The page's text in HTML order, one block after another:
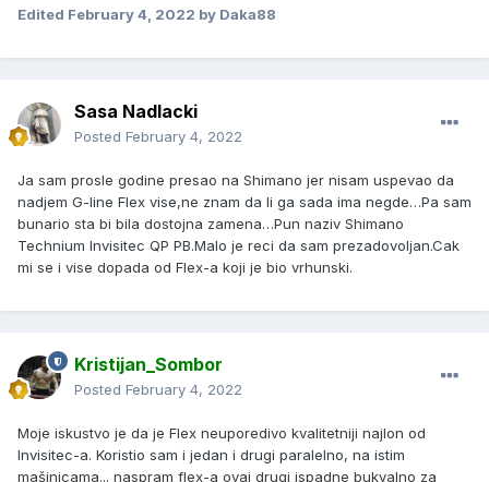
Edited February 4, 2022 by Daka88
Sasa Nadlacki
Posted February 4, 2022
Ja sam prosle godine presao na Shimano jer nisam uspevao da
nadjem G-line Flex vise,ne znam da li ga sada ima negde…Pa sam
bunario sta bi bila dostojna zamena…Pun naziv Shimano
Technium Invisitec QP PB.Malo je reci da sam prezadovoljan.Cak
mi se i vise dopada od Flex-a koji je bio vrhunski.
Kristijan_Sombor
Posted February 4, 2022
Moje iskustvo je da je Flex neuporedivo kvalitetniji najlon od
Invisitec-a. Koristio sam i jedan i drugi paralelno, na istim
mašinicama... naspram flex-a ovaj drugi ispadne bukvalno za